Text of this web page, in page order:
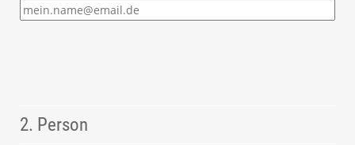
2. Person